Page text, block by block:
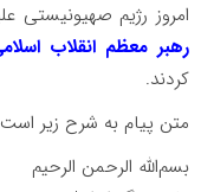
امروز رژیم صهیونیستی
رهبر معظم انقلاب
کردند.
متن پیام به شرح زیر
بسم‌الله الرحمن الرحیم